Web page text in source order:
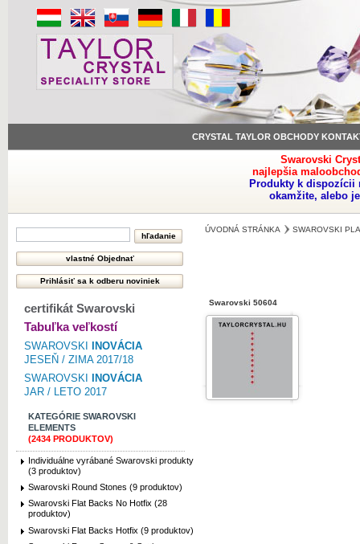
CRYSTAL TAYLOR OBCHODY
Swarovski
najlepšia
Produkty k dispozícii
okamžite, alebo
certifikát Swarovski
Tabuľka veľkostí
SWAROVSKI
INOVÁCIA
JESEŇ / ZIMA 2017/18
SWAROVSKI
INOVÁCIA
JAR / LETO 2017
KATEGÓRIE SWAROVSKI
ELEMENTS
(2434 PRODUKTOV)
Individuálne vyrábané Swarovski produkty
(3 produktov)
Swarovski Round Stones (9 produktov)
Swarovski Flat Backs No Hotfix (28
produktov)
Swarovski Flat Backs Hotfix (9 produktov)
ÚVODNÁ STRÁNKA SWAROVSKI
Swarovski 50604